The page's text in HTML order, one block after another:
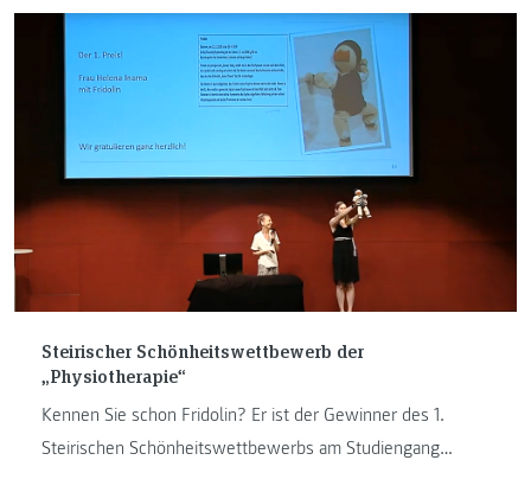
Steirischer Schönheitswettbewerb der
„Physiotherapie“
Kennen Sie schon Fridolin? Er ist der Gewinner des 1.
Steirischen Schönheitswettbewerbs am Studiengang